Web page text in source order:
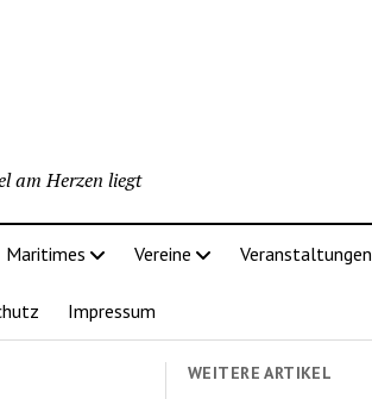
am Herzen liegt
Maritimes Vereine Veranstaltungen
Impressum
WEITERE ARTIKEL